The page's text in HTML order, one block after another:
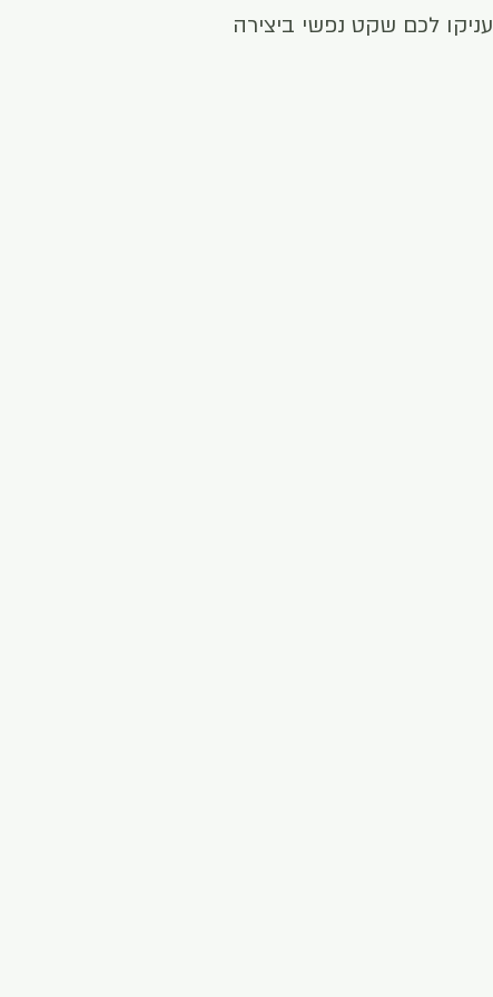
לכם שקט נפשי ביצירה